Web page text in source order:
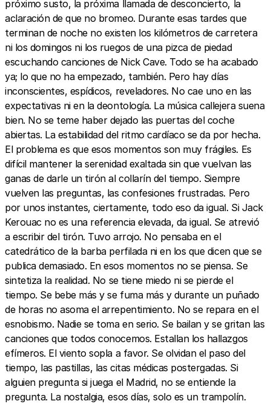
próximo susto, la próxima llamada de desconcierto, la
aclaración de que no bromeo. Durante esas tardes que
terminan de noche no existen los kilómetros de carretera
ni los domingos ni los ruegos de una pizca de piedad
escuchando canciones de Nick Cave. Todo se ha acabado
ya; lo que no ha empezado, también. Pero hay días
inconscientes, espídicos, reveladores. No cae uno en las
expectativas ni en la deontología. La música callejera suena
bien. No se teme haber dejado las puertas del coche
abiertas. La estabilidad del ritmo cardíaco se da por hecha.
El problema es que esos momentos son muy frágiles. Es
difícil mantener la serenidad exaltada sin que vuelvan las
ganas de darle un tirón al collarín del tiempo. Siempre
vuelven las preguntas, las confesiones frustradas. Pero
por unos instantes, ciertamente, todo eso da igual. Si Jack
Kerouac no es una referencia elevada, da igual. Se atrevió
a escribir del tirón. Tuvo arrojo. No pensaba en el
catedrático de la barba perfilada ni en los que dicen que se
publica demasiado. En esos momentos no se piensa. Se
sintetiza la realidad. No se tiene miedo ni se pierde el
tiempo. Se bebe más y se fuma más y durante un puñado
de horas no asoma el arrepentimiento. No se repara en el
esnobismo. Nadie se toma en serio. Se bailan y se gritan las
canciones que todos conocemos. Estallan los hallazgos
efímeros. El viento sopla a favor. Se olvidan el paso del
tiempo, las pastillas, las citas médicas postergadas. Si
alguien pregunta si juega el Madrid, no se entiende la
pregunta. La nostalgia, esos días, solo es un trampolín.